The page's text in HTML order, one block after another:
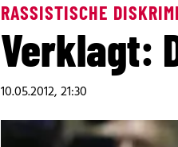
RASSISTISCHE
Verklagt:
10.05.2012, 21:30